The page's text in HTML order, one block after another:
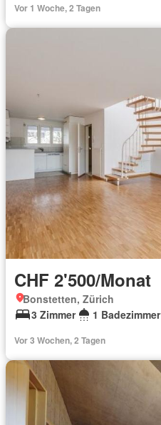
Vor 1 Woche, 2 Tagen
CHF 2'500/Monat
Bonstetten, Zürich
3 Zimmer
1 Badezimmer
Vor 3 Wochen, 2 Tagen